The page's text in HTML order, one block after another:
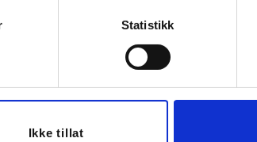
Statistikk
Ikke tillat